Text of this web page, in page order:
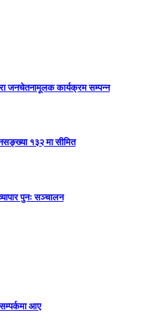
जनचेतनामूलक कार्यक्रम सम्पन्न
१३२ मा सीमित
पुनः सञ्चालन
आए